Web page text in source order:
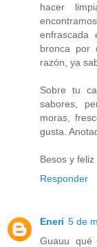
hacer
bronca por
razón, ya
Sobre tu
sabores,
moras,
gusta.
Besos y feliz
Responder
Eneri 5 de
Guauu qué